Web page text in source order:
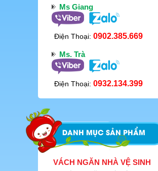
Ms Giang
Điện Thoại: 0902.385.669
Ms. Trà
Điện Thoại: 0932.134.399
DANH MỤC SẢN PHẨM
VÁCH NGĂN NHÀ VỆ SINH